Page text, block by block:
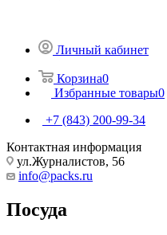
Личный кабинет
Корзина0
Избранные товары0
+7 (843) 200-99-34
Контактная информация
ул.Журналистов, 56
info@packs.ru
Посуда